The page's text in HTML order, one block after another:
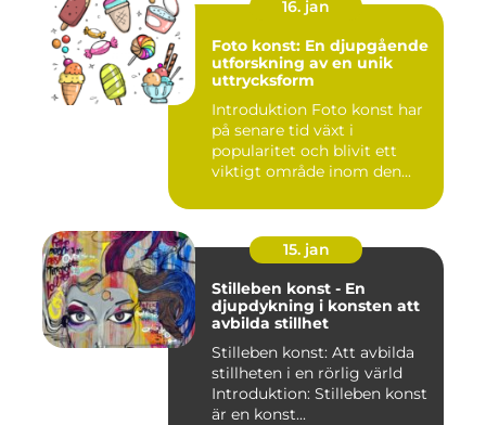
16. jan
Foto konst: En djupgående
utforskning av en unik
uttrycksform
Introduktion Foto konst har
på senare tid växt i
popularitet och blivit ett
viktigt område inom den...
15. jan
Stilleben konst - En
djupdykning i konsten att
avbilda stillhet
Stilleben konst: Att avbilda
stillheten i en rörlig värld
Introduktion: Stilleben konst
är en konst...